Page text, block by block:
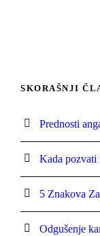
SKORAŠNJI
Prednosti
Kada pozvati
5 Znakova
Odgušenje